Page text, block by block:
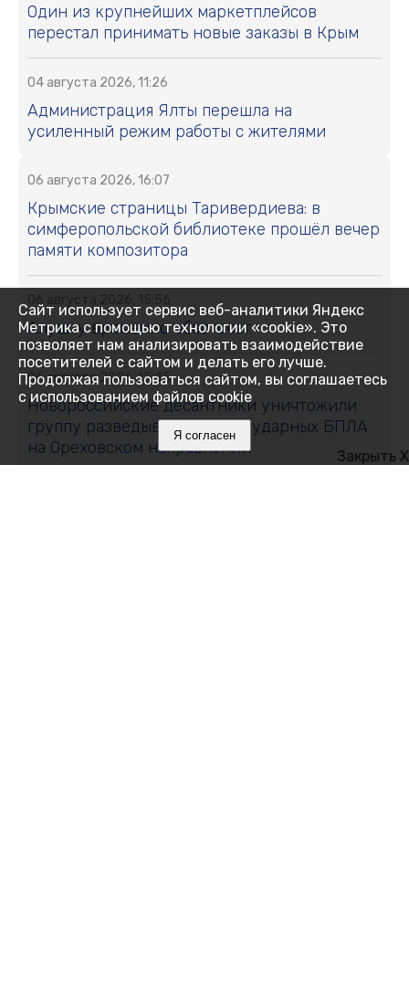
Один из крупнейших маркетплейсов
перестал принимать новые заказы в Крым
04 августа 2026, 11:26
Администрация Ялты перешла на
усиленный режим работы с жителями
06 августа 2026, 16:07
Крымские страницы Таривердиева: в
симферопольской библиотеке прошёл вечер
памяти композитора
Алушту временно обесточат
06 августа 2026, 15:45
Новороссийские десантники уничтожили
группу разведывательных и ударных БПЛА
на Ореховском направлении
Закрыть X
Сайт использует сервис веб-аналитики Яндекс
Метрика с помощью технологии «cookie». Это
позволяет нам анализировать взаимодействие
посетителей с сайтом и делать его лучше.
Продолжая пользоваться сайтом, вы соглашаетесь
с использованием файлов cookie
Я согласен